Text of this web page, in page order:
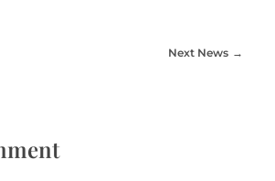
Next News